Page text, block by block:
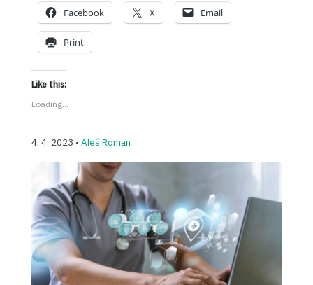
Facebook X Email
Print
Like this:
Loading...
4. 4. 2023 • Aleš Roman